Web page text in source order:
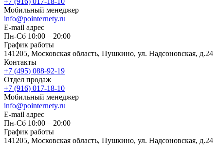
Мобильный менеджер
info@pointernety.ru
E-mail адрес
Пн-Сб 10:00—20:00
График работы
141205, Московская область, Пушкино, ул. Надсоновская, д.24
Контакты
+7 (495) 088-92-19
Отдел продаж
+7 (916) 017-18-10
Мобильный менеджер
info@pointernety.ru
E-mail адрес
Пн-Сб 10:00—20:00
График работы
141205, Московская область, Пушкино, ул. Надсоновская, д.24